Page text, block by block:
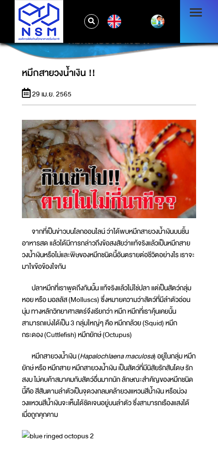
หมึกสายวงน้ำเงิน !!
หมึกสายวงน้ำเงิน !!
29 เม.ย. 2565
จากที่เป็นข่าวบนโลกออนไลน์ ว่าได้พบหมึกสายวงน้ำเงินบนชั้น
อาหารสด แล้วได้มีการกล่าวถึงข้อสงสัยว่าแท้จริงแล้วเป็นหมึกสาย
วงน้ำเงินหรือไม่และพิษของหมึกชนิดนี้อันตรายต่อชีวิตอย่างไร เราจะ
มาไขข้อข้องใจกัน
ปลาหมึกที่เราพูดถึงกันนั้น แท้จริงแล้วไม่ใช่ปลา แต่เป็นสัตว์กลุ่ม
หอย หรือ มอลลัส (Molluscs) ซึ่งหมายความว่าสัตว์ที่มีลำตัวอ่อน
นุ่ม ทางหลักวิทยาศาสตร์จึงเรียกว่า หมึก หมึกที่เราคุ้นเคยนั้น
สามารถแบ่งได้เป็น 3 กลุ่มใหญ่ๆ คือ หมึกกล้วย (Squid) หมึก
กระดอง (Cuttlefish) หมึกยักษ์ (Octupus)
หมึกสายวงน้ำเงิน (Hapalochlaena maculosa) อยู่ในกลุ่ม หมึก
ยักษ์ หรือ หมึกสาย หมึกสายวงน้ำเงิน เป็นสัตว์ที่มีนิสัยรักสันโดษ รัก
สงบ ไม่คบค้าสมาคมกับสัตว์อื่นมากนัก ลักษณะสำคัญของหมึกชนิด
นี้คือ สีสันตามลำตัวเป็นจุดวงกลมคล้ายวงแหวนสีน้ำเงิน หรือม่วง
วงแหวนสีน้ำเงินจะเห็นได้ชัดเจนอยู่บนลำตัว ซึ่งสามารถเรืองแสงได้
เมื่อถูกคุกคาม